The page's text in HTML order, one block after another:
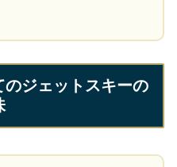
ジェットスキーの